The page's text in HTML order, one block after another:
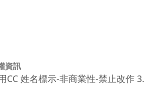
資訊
CC 姓名標示-非商業性-禁止改作